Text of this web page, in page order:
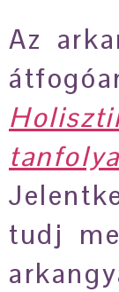
Az
tudj